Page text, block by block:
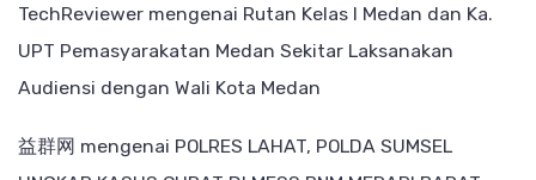
TechReviewer mengenai Rutan Kelas I Medan dan Ka.
UPT Pemasyarakatan Medan Sekitar Laksanakan
Audiensi dengan Wali Kota Medan
益群网 mengenai POLRES LAHAT, POLDA SUMSEL